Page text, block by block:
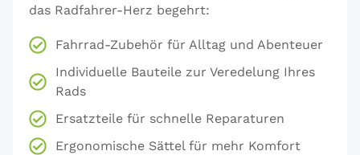
das Radfahrer-Herz begehrt:
Fahrrad-Zubehör für Alltag und Abenteuer
Individuelle Bauteile zur Veredelung Ihres
Rads
Ersatzteile für schnelle Reparaturen
Ergonomische Sättel für mehr Komfort